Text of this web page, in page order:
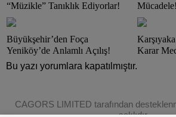
“Müzikle” Tanıklık Ediyorlar!
Mücadele!
Büyükşehir’den Foça
Yeniköy’de Anlamlı Açılış!
Karar
Bu yazı yorumlara kapatılmıştır.
CAGORS LIMITED tarafından
saklıdır.